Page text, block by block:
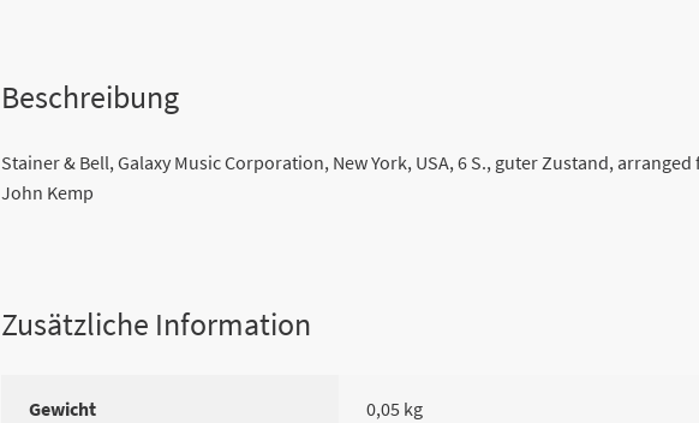
Menge
Beschreibung
Stainer & Bell, Galaxy Music Corporation, New York, USA, 6 S., guter Zustand,
John Kemp
Zusätzliche Information
Gewicht 0,05 kg